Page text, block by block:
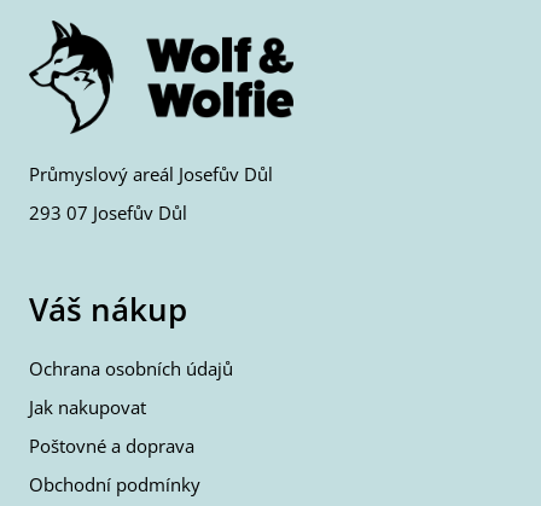
Průmyslový areál Josefův Důl
293 07 Josefův Důl
Váš nákup
Ochrana osobních údajů
Jak nakupovat
Poštovné a doprava
Obchodní podmínky